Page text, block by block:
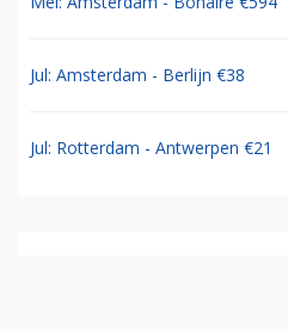
Jul: Amsterdam - Berlijn €38
Jul: Rotterdam - Antwerpen €21